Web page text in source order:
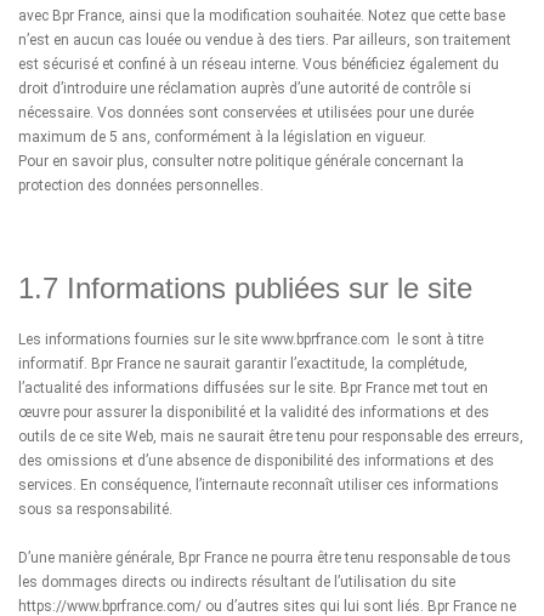
avec Bpr France, ainsi que la modification souhaitée. Notez que cette base
n’est en aucun cas louée ou vendue à des tiers. Par ailleurs, son traitement
est sécurisé et confiné à un réseau interne. Vous bénéficiez également du
droit d’introduire une réclamation auprès d’une autorité de contrôle si
nécessaire. Vos données sont conservées et utilisées pour une durée
maximum de 5 ans, conformément à la législation en vigueur.
Pour en savoir plus, consulter notre politique générale concernant la
protection des données personnelles.
1.7 Informations publiées sur le site
Les informations fournies sur le site www.bprfrance.com le sont à titre
informatif. Bpr France ne saurait garantir l’exactitude, la complétude,
l’actualité des informations diffusées sur le site. Bpr France met tout en
œuvre pour assurer la disponibilité et la validité des informations et des
outils de ce site Web, mais ne saurait être tenu pour responsable des erreurs,
des omissions et d’une absence de disponibilité des informations et des
services. En conséquence, l’internaute reconnaît utiliser ces informations
sous sa responsabilité.
D’une manière générale, Bpr France ne pourra être tenu responsable de tous
les dommages directs ou indirects résultant de l’utilisation du site
https://www.bprfrance.com/ ou d’autres sites qui lui sont liés. Bpr France ne